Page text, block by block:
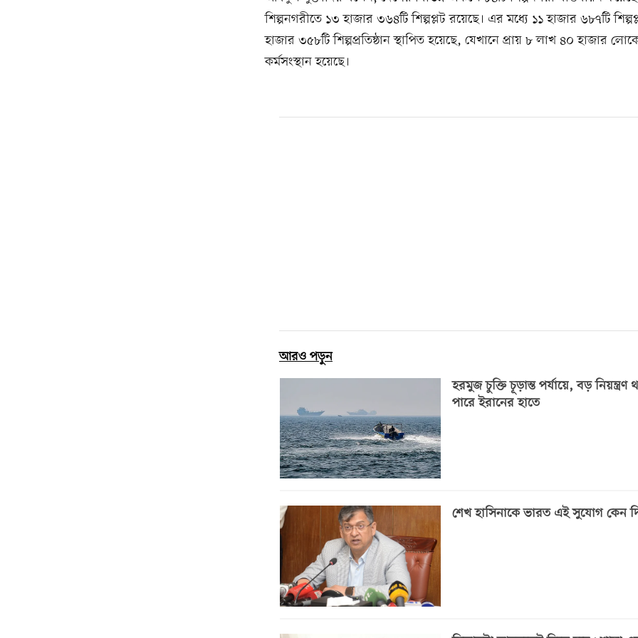
শিল্পনগরীতে ১৩ হাজার ৩৬৪টি শিল্পপ্লট রয়েছে। এর মধ্যে ১১ হাজার ৬৮৭টি
হাজার ৩৫৮টি শিল্পপ্রতিষ্ঠান স্থাপিত হয়েছে, যেখানে প্রায় ৮ লাখ ৪০ হাজার
কর্মসংস্থান হয়েছে।
আরও পড়ুন
হরমুজ চুক্তি চূড়ান্ত পর্যায়ে, বড় নিয়ন্ত্রণ
পারে ইরানের হাতে
শেখ হাসিনাকে ভারত এই সুযোগ কেন